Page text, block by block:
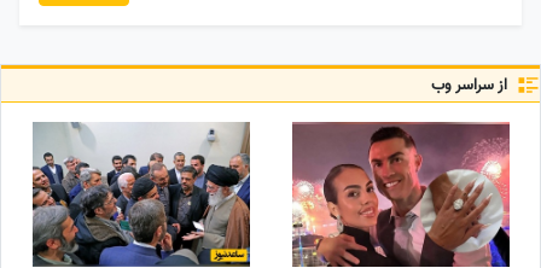
از سراسر وب